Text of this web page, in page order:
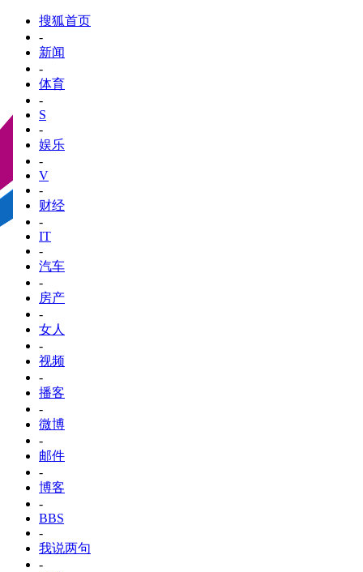
搜狐首页
-
新闻
-
体育
-
S
-
娱乐
-
V
-
财经
-
IT
-
汽车
-
房产
-
女人
-
视频
-
播客
-
微博
-
邮件
-
博客
-
BBS
-
我说两句
-